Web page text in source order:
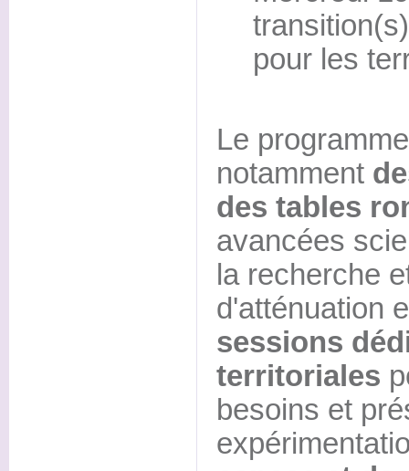
pour les
Le
notamment
des tables
avancées
la recherche
d'atténuation
sessions
territoriales
besoins et